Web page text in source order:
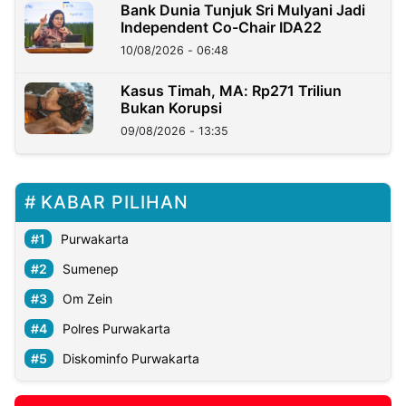
Bank Dunia Tunjuk Sri Mulyani Jadi
Independent Co-Chair IDA22
10/08/2026 - 06:48
Kasus Timah, MA: Rp271 Triliun
Bukan Korupsi
09/08/2026 - 13:35
KABAR PILIHAN
Purwakarta
Sumenep
Om Zein
Polres Purwakarta
Diskominfo Purwakarta